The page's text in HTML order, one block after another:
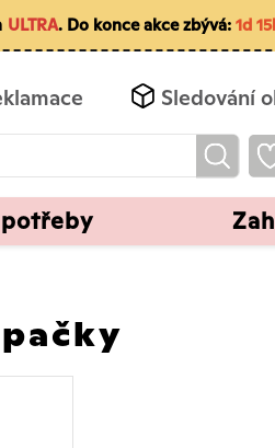
ULTRA. Do konce akce zbývá: 1d
Sledování